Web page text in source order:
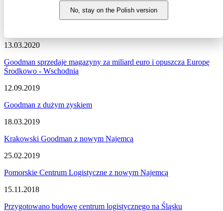
No, stay on the Polish version
dotyczącymi sytuacji na rynku komercyjnym, nowymi projektami
deweloperskimi, a także wydarzeniami i zmianami na naszym
13.03.2020
Goodman sprzedaje magazyny za miliard euro i opuszcza Europę
Środkowo - Wschodnią
12.09.2019
Goodman z dużym zyskiem
18.03.2019
Krakowski Goodman z nowym Najemcą
25.02.2019
Pomorskie Centrum Logistyczne z nowym Najemcą
15.11.2018
Przygotowano budowę centrum logistycznego na Śląsku